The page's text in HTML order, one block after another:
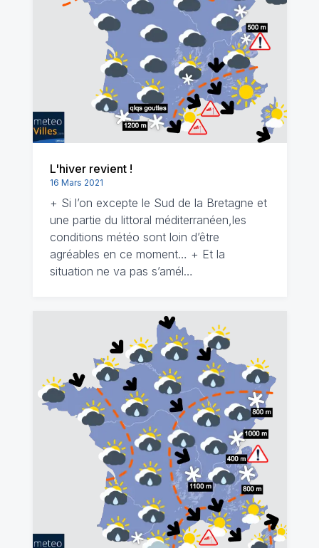
L'hiver revient !
16 Mars 2021
+ Si l’on excepte le Sud de la Bretagne et
une partie du littoral méditerranéen,les
conditions météo sont loin d’être
agréables en ce moment… + Et la
situation ne va pas s’amél…